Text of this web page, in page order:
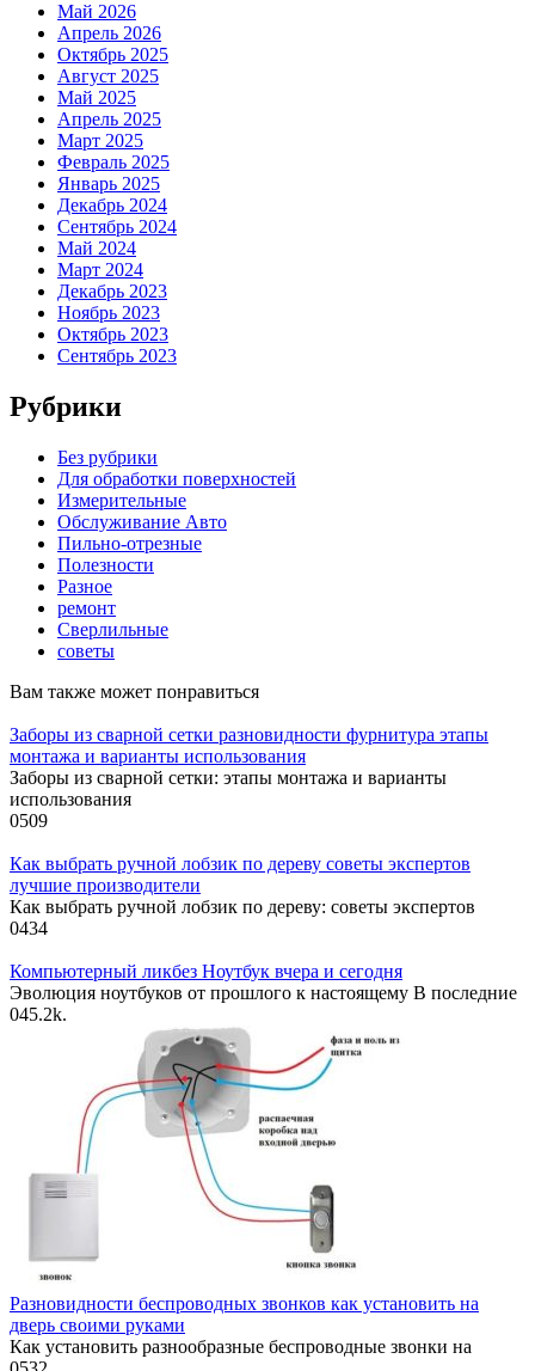
Май 2026
Апрель 2026
Октябрь 2025
Август 2025
Май 2025
Апрель 2025
Март 2025
Февраль 2025
Январь 2025
Декабрь 2024
Сентябрь 2024
Май 2024
Март 2024
Декабрь 2023
Ноябрь 2023
Октябрь 2023
Сентябрь 2023
Рубрики
Без рубрики
Для обработки поверхностей
Измерительные
Обслуживание Авто
Пильно-отрезные
Полезности
Разное
ремонт
Сверлильные
советы
Вам также может понравиться
Заборы из сварной сетки разновидности фурнитура этапы
монтажа и варианты использования
Заборы из сварной сетки: этапы монтажа и варианты
использования
0509
Как выбрать ручной лобзик по дереву советы экспертов
лучшие производители
Как выбрать ручной лобзик по дереву: советы экспертов
0434
Компьютерный ликбез Ноутбук вчера и сегодня
Эволюция ноутбуков от прошлого к настоящему В последние
045.2k.
Разновидности беспроводных звонков как установить на
дверь своими руками
Как установить разнообразные беспроводные звонки на